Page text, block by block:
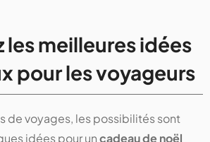
les meilleures idées
pour les voyageurs
de voyages, les possibilités sont
idées pour uncadeau de noël